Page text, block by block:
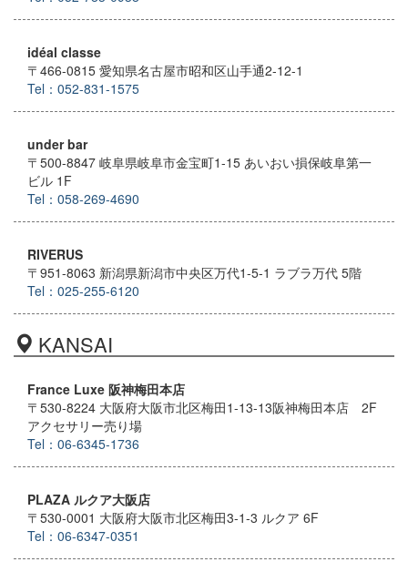
idéal classe
〒466-0815 愛知県名古屋市昭和区山手通2-12-1
Tel：052-831-1575
under bar
〒500-8847 岐阜県岐阜市金宝町1-15 あいおい損保岐阜第一
ビル 1F
Tel：058-269-4690
RIVERUS
〒951-8063 新潟県新潟市中央区万代1-5-1 ラブラ万代 5階
Tel：025-255-6120
KANSAI
France Luxe 阪神梅田本店
〒530-8224 大阪府大阪市北区梅田1-13-13阪神梅田本店 2F
アクセサリー売り場
Tel：06-6345-1736
PLAZA ルクア大阪店
〒530-0001 大阪府大阪市北区梅田3-1-3 ルクア 6F
Tel：06-6347-0351